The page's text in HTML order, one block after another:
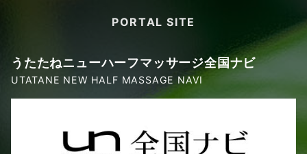
PORTAL SITE
うたたねニューハーフマッサージ全国ナビ
UTATANE NEW HALF MASSAGE NAVI